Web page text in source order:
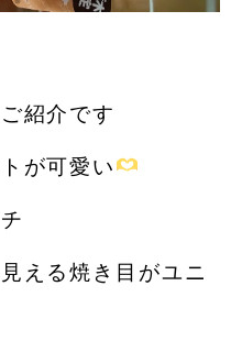
紹介です
が可愛い
える焼き目がユニ